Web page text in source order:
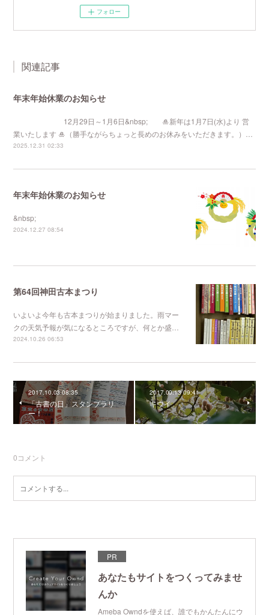
フォロー
関連記事
年末年始休業のお知らせ
12月29日～1月6日&nbsp; 🎍新年は1月7日(水)より 営
業いたします 🎍（勝手ながらちょっと長めのお休みをいただきます。）…
2025.12.31 02:33
年末年始休業のお知らせ
&nbsp;
2024.12.27 08:54
第64回神田古本まつり
いよいよ今年も古本まつりが始まりました。雨マー
クの天気予報が気になるところですが、何とか盛…
2024.10.26 06:53
2017.10.03 08:35
「古書の日」スタンプラリ
ー！
2017.09.13 09:41
キウイ
0コメント
PR
あなたもサイトをつくってみませ
んか
Ameba Owndを使えば、誰でもかんたんにウ